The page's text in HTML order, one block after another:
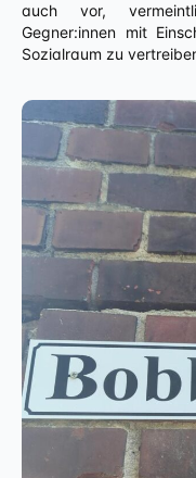
auch vor,
Gegner:innen mit
Sozialraum zu